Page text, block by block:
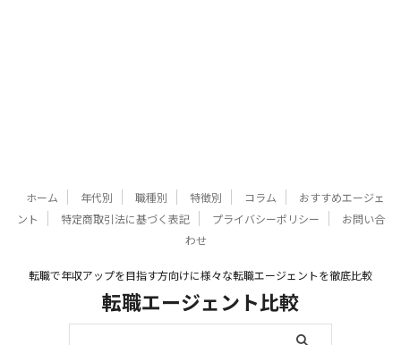
ホーム 年代別 職種別 特徴別 コラム
おすすめエージェ
ント
特定商取引法に基づく表記 プライバシーポリシー
お問い合
わせ
転職で年収アップを目指す方向けに様々な転職エージェントを徹底比較
転職エージェント比較